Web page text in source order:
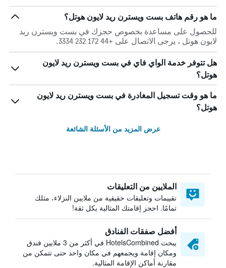
ما هو رقم هاتف بست ويسترن ريد لايون هوتل؟
للحصول على مساعدة بخصوص حجزك في بست ويسترن ريد
لايون هوتل ، يرجى الاتصال على +44 172 232 3334.
هل تتوفر خدمة الواي فاي في بست ويسترن ريد لايون
هوتل؟
ما هو وقت تسجيل المغادرة في بست ويسترن ريد لايون
هوتل؟
عرض المزيد من الأسئلة الشائعة
الملايين من التعليقات
تقييمات وتعليقات حقيقية من ملايين النزلاء، مثلك
تمامًا. احجز إقامتك المثالية بكل ثقة!
أفضل صفقات الفنادق
يبحث HotelsCombined في أكثر من 3 ملايين فندق
ومكان إقامة ويجمعهم في مكان واحد حتى تتمكن من
مقارنة أماكن الإقامة المثالية.